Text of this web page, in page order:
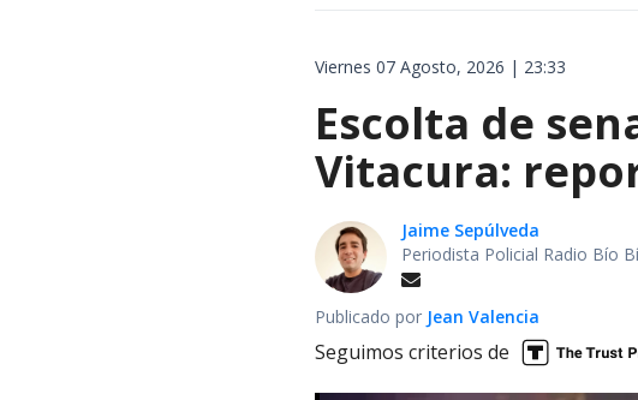
Viernes 07 Agosto, 2026 | 23:33
Escolta de
Vitacura:
Jaime Sepúlveda
Periodista Policial Radio Bío
Publicado por Jean Valencia
Seguimos criterios de